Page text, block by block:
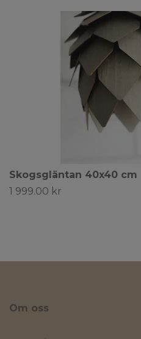
Skogsgläntan 40x40 cm
1 999.00 kr
Om oss